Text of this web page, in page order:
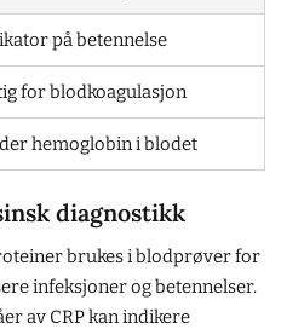
på betennelse
for blodkoagulasjon
hemoglobin i blodet
diagnostikk
brukes i blodprøver for
infeksjoner og betennelser.
av CRP kan indikere